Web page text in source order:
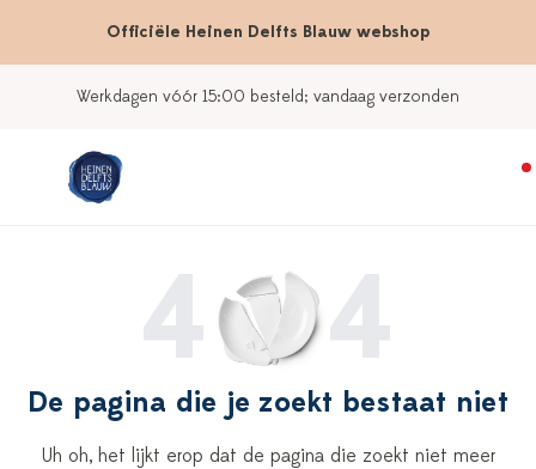
Officiële Heinen Delfts Blauw webshop
Werkdagen vóór 15:00 besteld; vandaag verzonden
De pagina die je zoekt bestaat niet
Uh oh, het lijkt erop dat de pagina die zoekt niet meer